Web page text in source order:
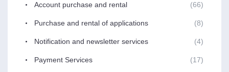
Account purchase and rental (66)
Purchase and rental of applications (8)
Notification and newsletter services (4)
Payment Services (17)